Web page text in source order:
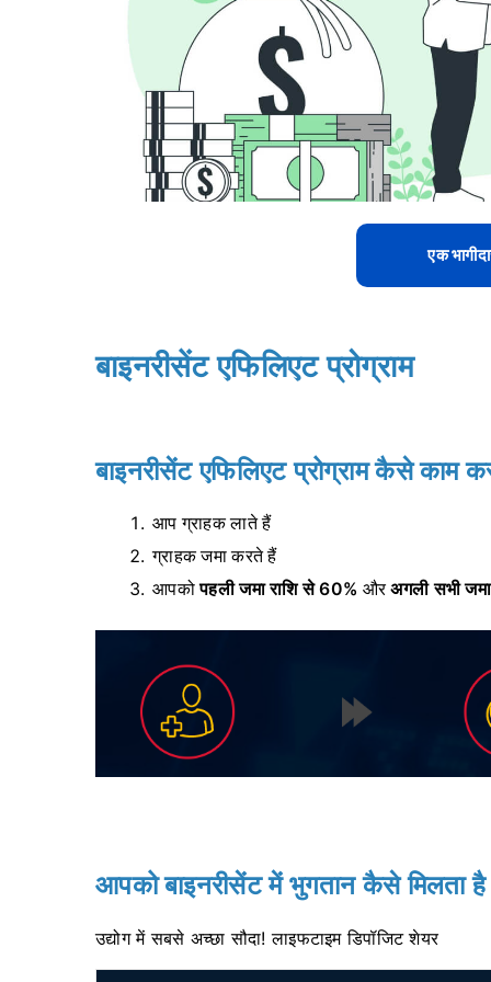
एक
बाइनरीसेंट एफिलिएट प्रोग्राम
बाइनरीसेंट एफिलिएट प्रोग्राम कैसे काम
आप ग्राहक लाते हैं
ग्राहक जमा करते हैं
आपकोपहली जमा राशि से 60% औरअगली सभी
आपको बाइनरीसेंट में भुगतान कैसे मिलता है
उद्योग में सबसे अच्छा सौदा!लाइफटाइम डिपॉजिट शेयर